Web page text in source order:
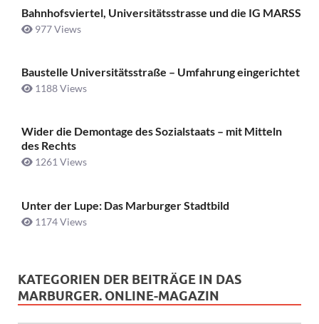
Bahnhofsviertel, Universitätsstrasse und die IG MARSS
977 Views
Baustelle Universitätsstraße ­– Umfahrung eingerichtet
1188 Views
Wider die Demontage des Sozialstaats – mit Mitteln
des Rechts
1261 Views
Unter der Lupe: Das Marburger Stadtbild
1174 Views
KATEGORIEN DER BEITRÄGE IN DAS
MARBURGER. ONLINE-MAGAZIN